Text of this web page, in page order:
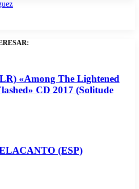
«Among The Lightened
CD 2017 (Solitude
(ESP)